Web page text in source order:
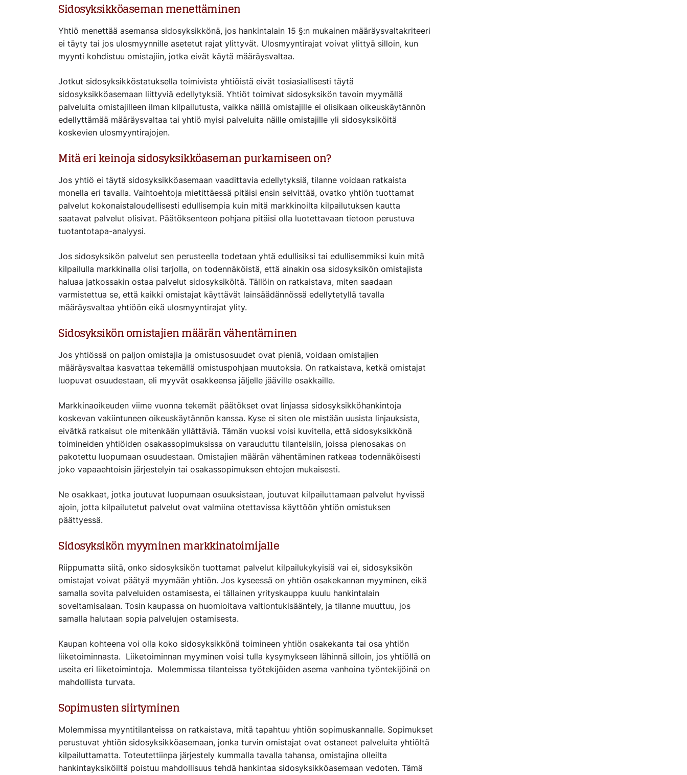
Sidosyksikköaseman menettäminen
Yhtiö menettää asemansa sidosyksikkönä, jos hankintalain 15 §:n mukainen määräysvaltakriteeri
ei täyty tai jos ulosmyynnille asetetut rajat ylittyvät. Ulosmyyntirajat voivat ylittyä silloin, kun
myynti kohdistuu omistajiin, jotka eivät käytä määräysvaltaa.
Jotkut sidosyksikköstatuksella toimivista yhtiöistä eivät tosiasiallisesti täytä
sidosyksikköasemaan liittyviä edellytyksiä. Yhtiöt toimivat sidosyksikön tavoin myymällä
palveluita omistajilleen ilman kilpailutusta, vaikka näillä omistajille ei olisikaan oikeuskäytännön
edellyttämää määräysvaltaa tai yhtiö myisi palveluita näille omistajille yli sidosyksiköitä
koskevien ulosmyyntirajojen.
Mitä eri keinoja sidosyksikköaseman purkamiseen on?
Jos yhtiö ei täytä sidosyksikköasemaan vaadittavia edellytyksiä, tilanne voidaan ratkaista
monella eri tavalla. Vaihtoehtoja mietittäessä pitäisi ensin selvittää, ovatko yhtiön tuottamat
palvelut kokonaistaloudellisesti edullisempia kuin mitä markkinoilta kilpailutuksen kautta
saatavat palvelut olisivat. Päätöksenteon pohjana pitäisi olla luotettavaan tietoon perustuva
tuotantotapa-analyysi.
Jos sidosyksikön palvelut sen perusteella todetaan yhtä edullisiksi tai edullisemmiksi kuin mitä
kilpailulla markkinalla olisi tarjolla, on todennäköistä, että ainakin osa sidosyksikön omistajista
haluaa jatkossakin ostaa palvelut sidosyksiköltä. Tällöin on ratkaistava, miten saadaan
varmistettua se, että kaikki omistajat käyttävät lainsäädännössä edellytetyllä tavalla
määräysvaltaa yhtiöön eikä ulosmyyntirajat ylity.
Sidosyksikön omistajien määrän vähentäminen
Jos yhtiössä on paljon omistajia ja omistusosuudet ovat pieniä, voidaan omistajien
määräysvaltaa kasvattaa tekemällä omistuspohjaan muutoksia. On ratkaistava, ketkä omistajat
luopuvat osuudestaan, eli myyvät osakkeensa jäljelle jääville osakkaille.
Markkinaoikeuden viime vuonna tekemät päätökset ovat linjassa sidosyksikköhankintoja
koskevan vakiintuneen oikeuskäytännön kanssa. Kyse ei siten ole mistään uusista linjauksista,
eivätkä ratkaisut ole mitenkään yllättäviä. Tämän vuoksi voisi kuvitella, että sidosyksikkönä
toimineiden yhtiöiden osakassopimuksissa on varauduttu tilanteisiin, joissa pienosakas on
pakotettu luopumaan osuudestaan. Omistajien määrän vähentäminen ratkeaa todennäköisesti
joko vapaaehtoisin järjestelyin tai osakassopimuksen ehtojen mukaisesti.
Ne osakkaat, jotka joutuvat luopumaan osuuksistaan, joutuvat kilpailuttamaan palvelut hyvissä
ajoin, jotta kilpailutetut palvelut ovat valmiina otettavissa käyttöön yhtiön omistuksen
päättyessä.
Sidosyksikön myyminen markkinatoimijalle
Riippumatta siitä, onko sidosyksikön tuottamat palvelut kilpailukykyisiä vai ei, sidosyksikön
omistajat voivat päätyä myymään yhtiön. Jos kyseessä on yhtiön osakekannan myyminen, eikä
samalla sovita palveluiden ostamisesta, ei tällainen yrityskauppa kuulu hankintalain
soveltamisalaan. Tosin kaupassa on huomioitava valtiontukisääntely, ja tilanne muuttuu, jos
samalla halutaan sopia palvelujen ostamisesta.
Kaupan kohteena voi olla koko sidosyksikkönä toimineen yhtiön osakekanta tai osa yhtiön
liiketoiminnasta. Liiketoiminnan myyminen voisi tulla kysymykseen lähinnä silloin, jos yhtiöllä on
useita eri liiketoimintoja. Molemmissa tilanteissa työtekijöiden asema vanhoina työntekijöinä on
mahdollista turvata.
Sopimusten siirtyminen
Molemmissa myyntitilanteissa on ratkaistava, mitä tapahtuu yhtiön sopimuskannalle. Sopimukset
perustuvat yhtiön sidosyksikköasemaan, jonka turvin omistajat ovat ostaneet palveluita yhtiöltä
kilpailuttamatta. Toteutettiinpa järjestely kummalla tavalla tahansa, omistajina olleilta
hankintayksiköiltä poistuu mahdollisuus tehdä hankintaa sidosyksikköasemaan vedoten. Tämä